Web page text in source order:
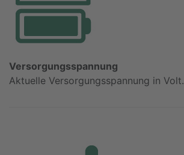
Versorgungsspannung
Aktuelle Versorgungsspannung in Volt.